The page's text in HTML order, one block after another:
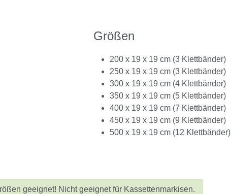
Größen
200 x 19 x 19 cm (3 Klettbänder)
250 x 19 x 19 cm (3 Klettbänder)
300 x 19 x 19 cm (4 Klettbänder)
350 x 19 x 19 cm (5 Klettbänder)
400 x 19 x 19 cm (7 Klettbänder)
450 x 19 x 19 cm (9 Klettbänder)
500 x 19 x 19 cm (12 Klettbänder)
geeignet! Nicht geeignet für Kassettenmarkisen.